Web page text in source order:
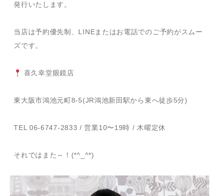
発行いたします。
当店は予約優先制、LINEまたはお電話でのご予約がスムー
ズです。
喜久幸堂眼鏡店
東大阪市鴻池元町8-5(JR鴻池新田駅から東へ徒歩5分)
TEL 06-6747-2833 / 営業10〜19時 / 木曜定休
それではまた～！(*^_^*)